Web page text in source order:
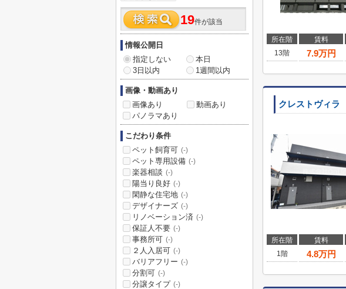
所在階 賃料
13階
7.9万円
クレストヴィラ
所在階 賃料
1階
4.8万円
19件が該当
情報公開日
指定しない
本日
3日以内
1週間以内
画像・動画あり
画像あり
動画あり
パノラマあり
こだわり条件
ペット飼育可 (-)
ペット専用設備 (-)
楽器相談 (-)
陽当り良好 (-)
閑静な住宅地 (-)
デザイナーズ (-)
リノベーション済 (-)
保証人不要 (-)
事務所可 (-)
２人入居可 (-)
バリアフリー (-)
分割可 (-)
分譲タイプ (-)